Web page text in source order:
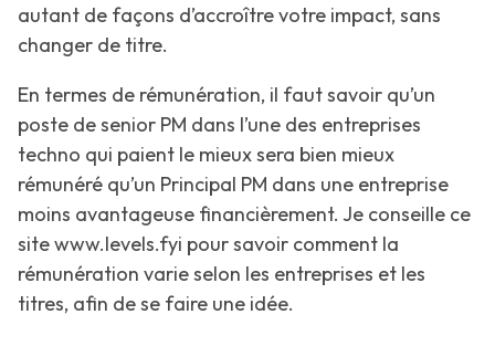
autant de façons d’accroître votre impact, sans
changer de titre.
En termes de rémunération, il faut savoir qu’un
poste de senior PM dans l’une des entreprises
techno qui paient le mieux sera bien mieux
rémunéré qu’un Principal PM dans une entreprise
moins avantageuse financièrement. Je conseille ce
site www.levels.fyi pour savoir comment la
rémunération varie selon les entreprises et les
titres, afin de se faire une idée.